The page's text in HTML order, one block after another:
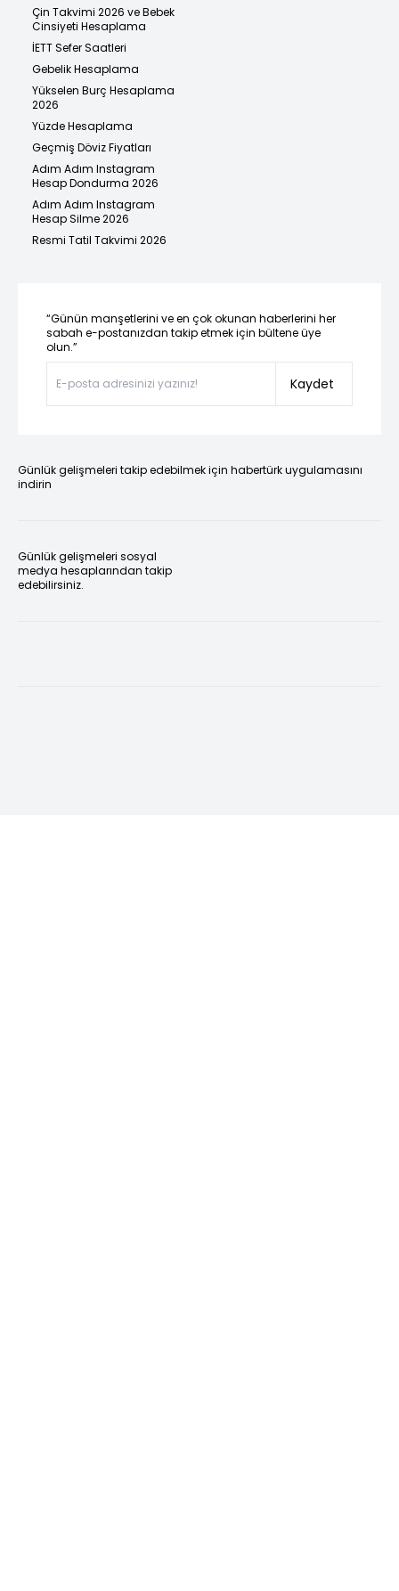
Çin Takvimi 2026 ve Bebek
Cinsiyeti Hesaplama
İETT Sefer Saatleri
Gebelik Hesaplama
Yükselen Burç Hesaplama
2026
Yüzde Hesaplama
Geçmiş Döviz Fiyatları
Adım Adım Instagram
Hesap Dondurma 2026
Adım Adım Instagram
Hesap Silme 2026
Resmi Tatil Takvimi 2026
“Günün manşetlerini ve en çok okunan haberlerini her
sabah e-postanızdan takip etmek için bültene üye
olun.”
Kaydet
Günlük gelişmeleri takip edebilmek için habertürk uygulamasını
indirin
Günlük gelişmeleri sosyal
medya hesaplarından takip
edebilirsiniz.